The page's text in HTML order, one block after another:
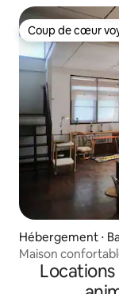
Coup de cœur
Coup de cœur
Hébergement ⋅
Maison
vieille ville de